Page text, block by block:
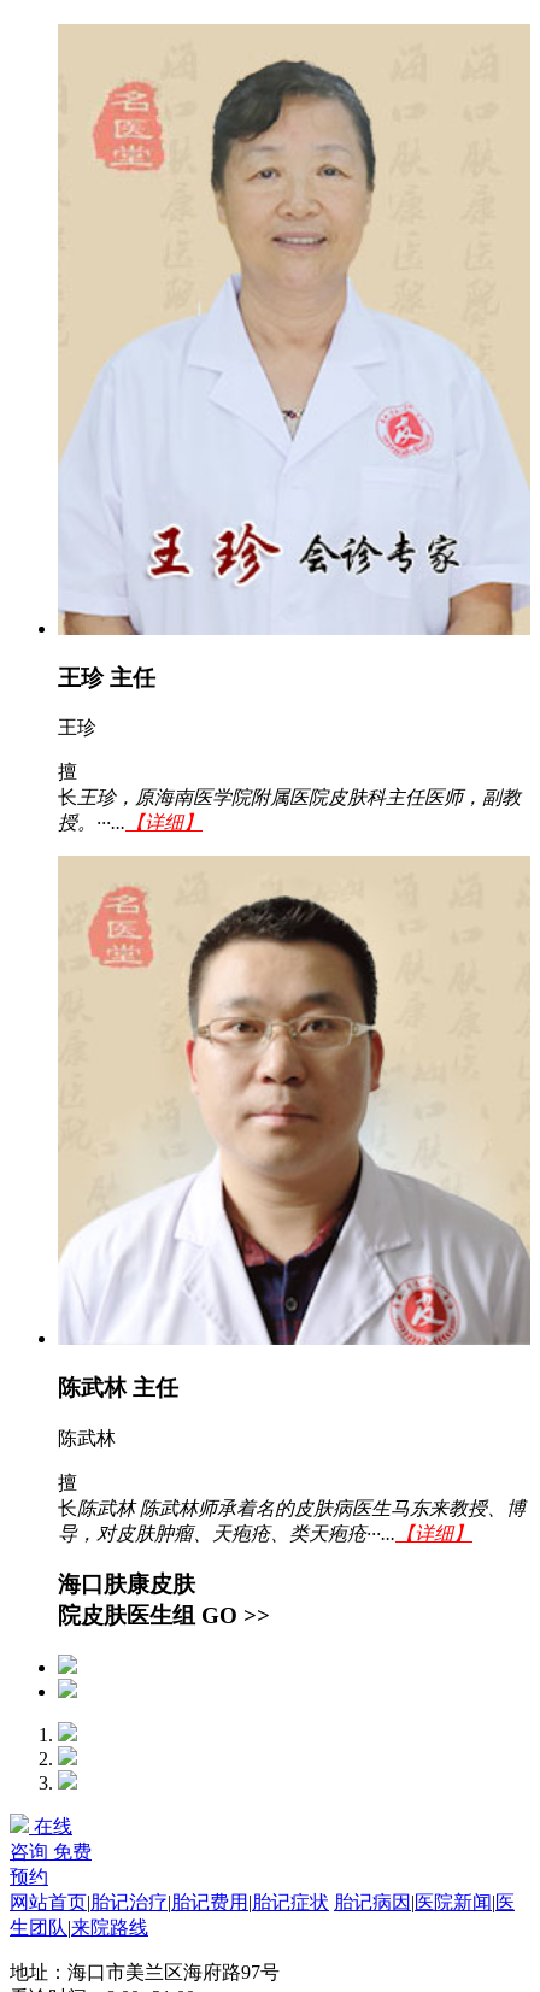
王珍 主任
王珍
擅
长王珍，原海南医学院附属医院皮肤科主任医师，副教
授。···... 【详细】
陈武林 主任
陈武林
擅
长陈武林 陈武林师承着名的皮肤病医生马东来教授、博
导，对皮肤肿瘤、天疱疮、类天疱疮···... 【详细】
海口肤康皮肤
院皮肤医生组 GO >>
在线
咨询 免费
预约
网站首页|胎记治疗|胎记费用 |胎记症状 胎记病因 |医院新闻|医
生团队|来院路线
地址：海口市美兰区海府路97号